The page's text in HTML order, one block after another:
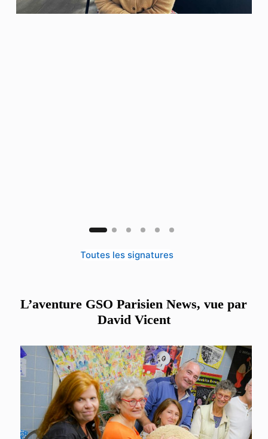
Toutes les signatures
L’aventure GSO Parisien News, vue par
David Vicent